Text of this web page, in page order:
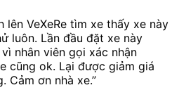
lên VeXeRe tìm xe thấy xe này
luôn. Lần đầu đặt xe này
nhân viên gọi xác nhận
cũng ok. Lại được giảm giá
Cảm ơn nhà xe.”